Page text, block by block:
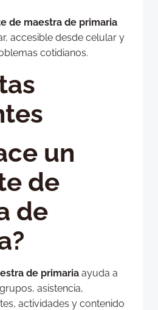
de maestra de primaria
accesible desde celular y
cotidianos.
un
de
de
de primaria ayuda a
asistencia,
actividades y contenido